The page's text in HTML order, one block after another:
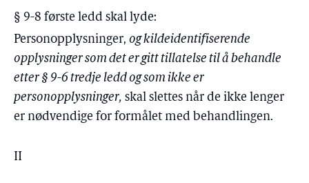
§ 9-8 første ledd skal lyde:
Personopplysninger, og kildeidentifiserende
opplysninger som det er gitt tillatelse til å behandle
etter § 9-6 tredje ledd og som ikke er
personopplysninger, skal slettes når de ikke lenger
er nødvendige for formålet med behandlingen.
II